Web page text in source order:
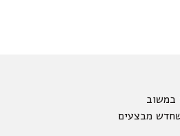
במשוב
מבצעים